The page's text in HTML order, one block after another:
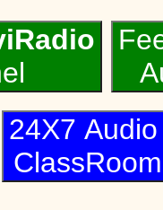
24X7
ClassRoom